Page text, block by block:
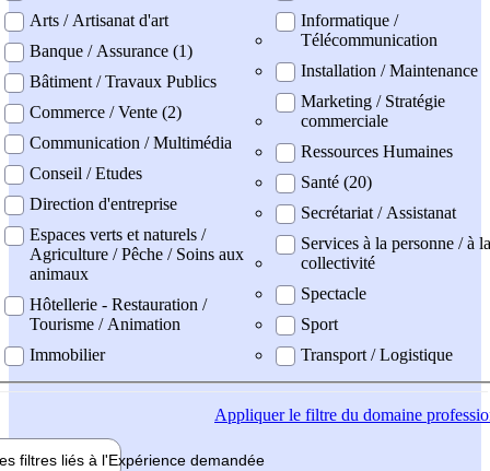
Arts / Artisanat d'art
Banque / Assurance (1)
Bâtiment / Travaux Publics
Commerce / Vente (2)
Communication / Multimédia
Conseil / Etudes
Direction d'entreprise
Espaces verts et naturels /
Agriculture / Pêche / Soins aux
animaux
Hôtellerie - Restauration /
Tourisme / Animation
Immobilier
Informatique /
Télécommunication
Installation / Maintenance
Marketing / Stratégie
commerciale
Ressources Humaines
Santé (20)
Secrétariat / Assistanat
Services à la personne / à la
collectivité
Spectacle
Sport
Transport / Logistique
Appliquerle filtre du domaine
filtres liés à l'Expérience demandée